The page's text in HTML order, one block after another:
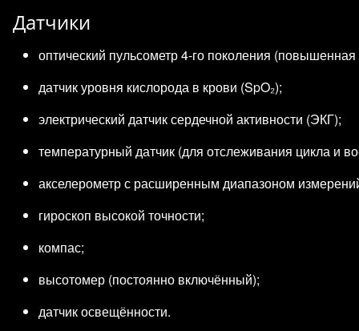
Датчики
оптический пульсометр 4‑го поколения
датчик уровня кислорода в крови (SpO₂);
электрический датчик сердечной активности (ЭКГ);
температурный датчик (для отслеживания цикла и
акселерометр с расширенным диапазоном
гироскоп высокой точности;
компас;
высотомер (постоянно включённый);
датчик освещённости.